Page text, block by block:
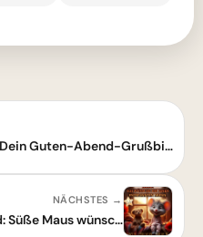
Jetzt wird gechillt – Dein Guten-Abend-Grußbild für einen schönen Abend
NÄCHSTES →
Entspannten Abend Grußbild: Süße Maus wünscht dir schöne Stunden!